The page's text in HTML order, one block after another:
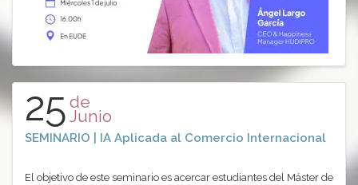
25 de
Junio
SEMINARIO | IA Aplicada al Comercio Internacional
El objetivo de este seminario es acercar estudiantes del Máster de